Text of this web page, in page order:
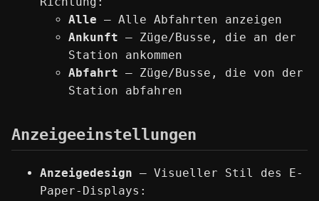
Alle — Alle Abfahrten anzeigen
Ankunft — Züge/Busse, die an der
Station ankommen
Abfahrt — Züge/Busse, die von der
Station abfahren
Anzeigeeinstellungen
Anzeigedesign — Visueller Stil des E-
Paper-Displays: